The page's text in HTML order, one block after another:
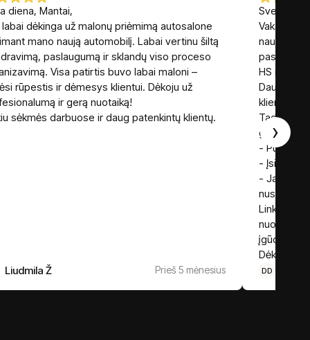
›
diena, Mantai,
labai dėkinga už malonų priėmimą autosalone
mano naują automobilį. Labai vertinu šiltą
paslaugumą ir sklandų viso proceso
Visa patirtis buvo labai maloni –
rūpestis ir dėmesys klientui. Dėkoju už
ir gerą nuotaiką!
sėkmės darbuose ir daug patenkintų klientų.
Liudmila Ž Prieš 5 mėnesius
Sveiki,
Vakar
naują
pasakyti,
HS
Daug
klientais ir
Tad
geras, bet
- Puikus
-
- Jam
nusipirkti.
Linkiu
įgūdžius.
Dėkui dar
DD